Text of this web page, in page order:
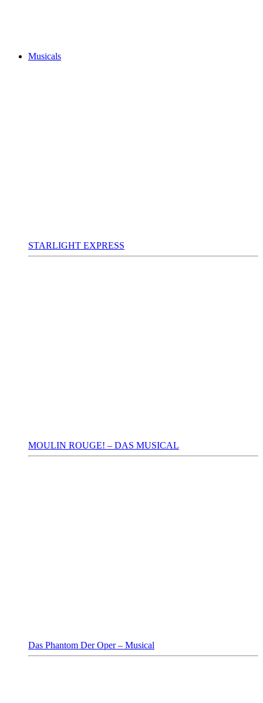
Musicals
STARLIGHT EXPRESS
MOULIN ROUGE! – DAS MUSICAL
Das Phantom Der Oper – Musical